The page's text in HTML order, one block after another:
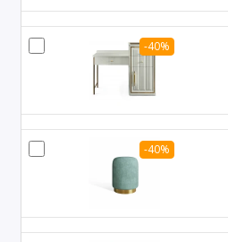
-40%
-40%